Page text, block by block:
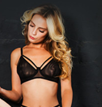
erotski relaks i slično.
m...